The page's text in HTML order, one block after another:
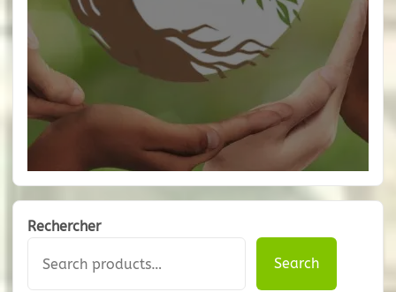
Rechercher
Search